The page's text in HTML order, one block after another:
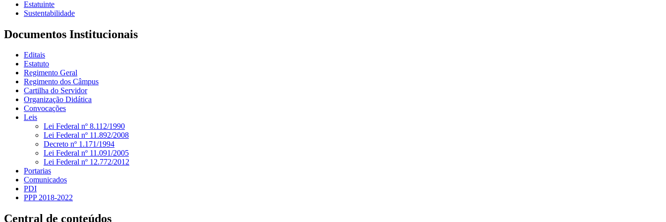
Estatuinte
Sustentabilidade
Documentos Institucionais
Editais
Estatuto
Regimento Geral
Regimento dos Câmpus
Cartilha do Servidor
Organização Didática
Convocações
Leis
Lei Federal nº 8.112/1990
Lei Federal nº 11.892/2008
Decreto nº 1.171/1994
Lei Federal nº 11.091/2005
Lei Federal nº 12.772/2012
Portarias
Comunicados
PDI
PPP 2018-2022
Central de conteúdos